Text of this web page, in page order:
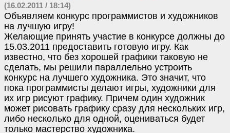
(16.02.2011 / 18:14)
Объявляем конкурс программистов и художников
на лучшую игру!
Желающие принять участие в конкурсе должны до
15.03.2011 предоставить готовую игру. Как
известно, что без хорошей графики таковую не
сделать, мы решили параллельно устроить
конкурс на лучшего художника. Это значит, что
пока программисты делают игры, художники для
их игр рисуют графику. Причем один художник
может рисовать графику сразу для нескольких игр,
либо несколько для одной, оцениваться будет
только мастерство художника.